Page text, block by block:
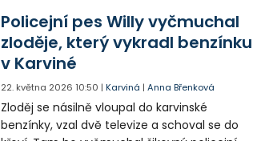
Policejní pes Willy vyčmuchal
zloděje, který vykradl benzínku
v Karviné
22. května 2026 10:50 |Karviná |Anna Břenková
Zloděj se násilně vloupal do karvinské
benzínky, vzal dvě televize a schoval se do